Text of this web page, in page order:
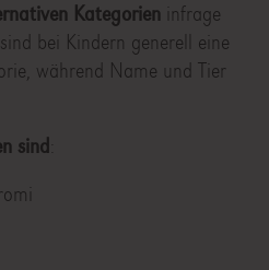
Kategorien infrage
bei Kindern generell eine
während Name und Tier
sind